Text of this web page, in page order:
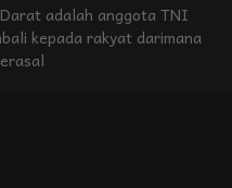
adalah anggota TNI
kepada rakyat darimana